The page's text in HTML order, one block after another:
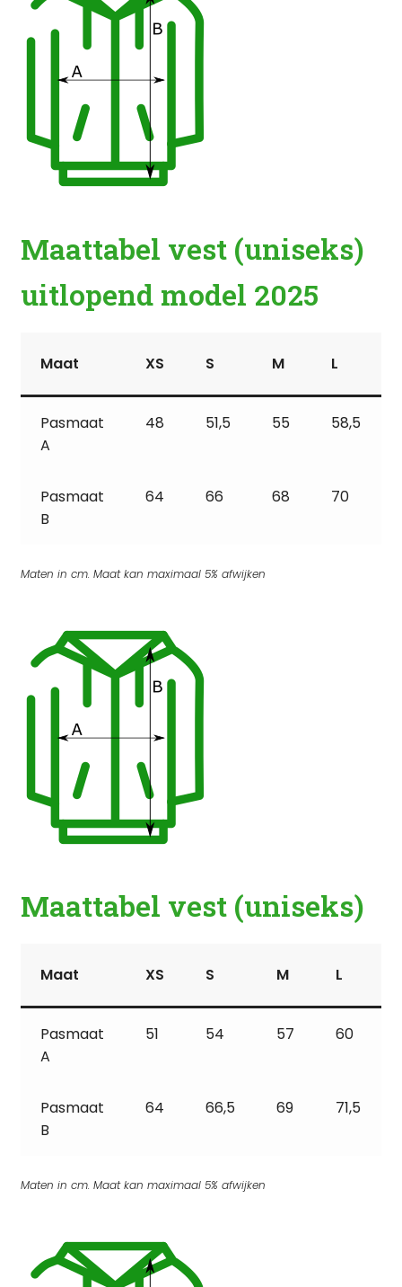
Maattabel vest (uniseks)
uitlopend model 2025
Maat XS S M L
Pasmaat
A
48 51,5 55 58,5
Pasmaat
B
64 66 68 70
Maten in cm. Maat kan maximaal 5% afwijken
Maattabel vest (uniseks)
Maat XS S M L
Pasmaat
A
51 54 57 60
Pasmaat
B
64 66,5 69 71,5
Maten in cm. Maat kan maximaal 5% afwijken